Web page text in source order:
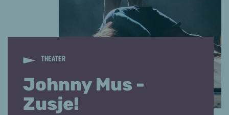
THEATER
Johnny Mus -
Zusje!